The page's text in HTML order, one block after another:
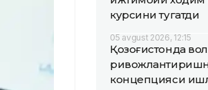
курсини тугатди
05 avgust 2026, 12:15
Қозоғистонда
концепцияси